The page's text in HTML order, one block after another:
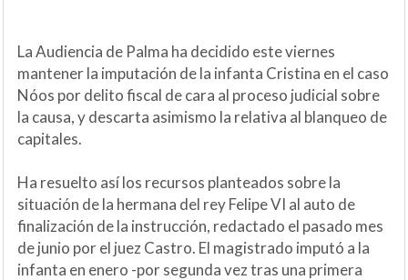
La Audiencia de Palma ha decidido este viernes
mantener la imputación de la infanta Cristina en el caso
Nóos por delito fiscal de cara al proceso judicial sobre
la causa, y descarta asimismo la relativa al blanqueo de
capitales.
Ha resuelto así los recursos planteados sobre la
situación de la hermana del rey Felipe VI al auto de
finalización de la instrucción, redactado el pasado mes
de junio por el juez Castro. El magistrado imputó a la
infanta en enero -por segunda vez tras una primera